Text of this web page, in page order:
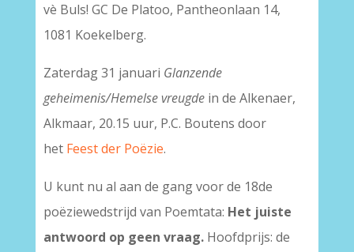
vè Buls! GC De Platoo, Pantheonlaan 14,
1081 Koekelberg.
Zaterdag 31 januari Glanzende
geheimenis/Hemelse vreugdein de Alkenaer,
Alkmaar, 20.15 uur, P.C. Boutens door
het Feest der Poëzie.
U kunt nu al aan de gang voor de 18de
poëziewedstrijd van Poemtata: Het juiste
antwoord op geen vraag. Hoofdprijs: de